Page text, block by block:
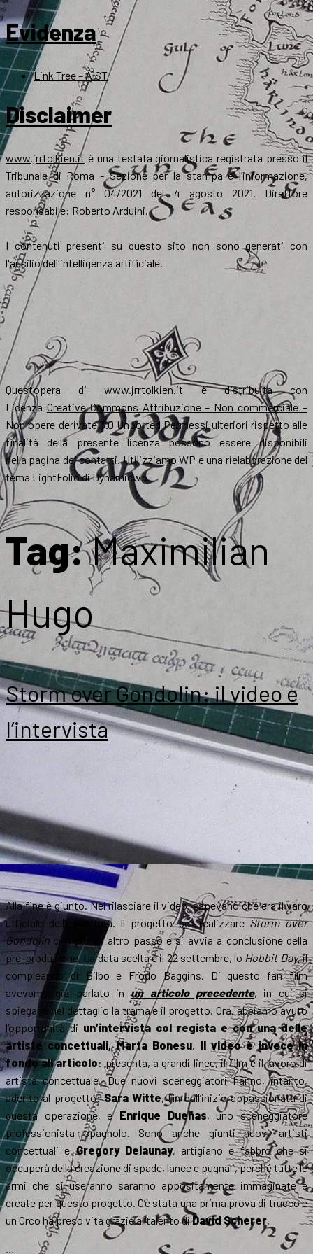
Evidenza
Link Tree – AIST
Disclaimer
www.jrrtolkien.it è una testata giornalistica registrata presso il
Tribunale di Roma - Sezione per la stampa e l’informazione,
autorizzazione n° 04/2021 del 4 agosto 2021. Direttore
responsabile: Roberto Arduini.
I contenuti presenti su questo sito non sono generati con
l'ausilio dell'intelligenza artificiale.
Quest’opera diwww.jrrtolkien.it è distribuita con
Licenza Creative Commons Attribuzione – Non commerciale –
Non opere derivate 3.0 UnportedPermessi ulteriori rispetto alle
finalità della presente licenza possono essere disponibili
nella pagina dei contatti. Utilizziamo WP e una rielaborazione del
tema LightFolio di Dynamicwp.
Tag:Maximilian
Hugo
Storm over Gondolin: il video e
l’intervista
Alla fine è giunto. Nel rilasciare il video, sapevano che era il varo
ufficiale dell’avventura. Il progetto per realizzare Storm over
Gondolin compie un altro passo e si avvia a conclusione della
pre-produzione. La data scelta è il 22 settembre, lo Hobbit Day, il
compleanno di Bilbo e Frodo Baggins. Di questo fan film
avevamo già parlato inun articolo precedente, in cui si
spiegava nel dettaglio la trama e il progetto. Ora, abbiamo avuto
l’opportunità di un’intervista col regista e con una delle
artiste concettuali, Marta Bonesu. Il video è invece in
fondo all’articolo: presenta, a grandi linee, il film e il lavoro di
artista concettuale.Due nuovi sceneggiatori hanno, intanto,
aderito al progetto:Sara Witte, fin dall’inizio appassionata di
questa operazione, e Enrique Dueñas, uno sceneggiatore
professionista spagnolo. Sono anche giunti nuovi artisti
concettuali eGregory Delaunay, artigiano e fabbro che si
occuperà della creazione di spade, lance e pugnali, perché tutte le
armi che si useranno saranno appositamente immaginate e
create per questo progetto. C’è stata una prima prova di trucco e
un Orco ha preso vita grazie al talento diDavid Scherer.
…